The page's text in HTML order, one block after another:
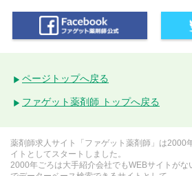
ページトップへ戻る
ファゲット薬剤師 トップへ戻る
薬剤師求人サイト「ファゲット薬剤師」は2000
イトとしてスタートしました。
2000年ごろは大手紹介会社でもWEBサイトがな